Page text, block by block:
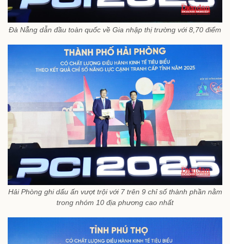
Đà Nẵng dẫn đầu toàn quốc về Gia nhập thị trường với 8,70 điểm
Hải Phòng ghi dấu ấn vượt trội với 7 trên 9 chỉ số thành phần nằm
trong nhóm 10 địa phương cao nhất